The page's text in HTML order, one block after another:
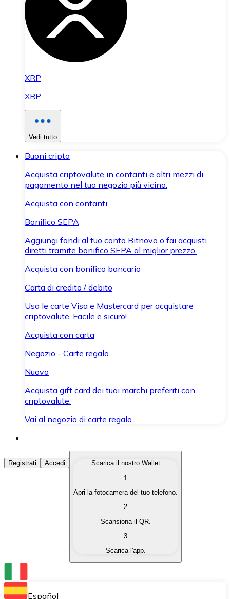
XRP
XRP
Vedi tutto
Buoni cripto
Acquista criptovalute in contanti e altri mezzi di
pagamento nel tuo negozio più vicino.
Acquista con contanti
Bonifico SEPA
Aggiungi fondi al tuo conto Bitnovo o fai acquisti
diretti tramite bonifico SEPA al miglior prezzo.
Acquista con bonifico bancario
Carta di credito / debito
Usa le carte Visa e Mastercard per acquistare
criptovalute. Facile e sicuro!
Acquista con carta
Negozio - Carte regalo
Nuovo
Acquista gift card dei tuoi marchi preferiti con
criptovalute.
Vai al negozio di carte regalo
Acquista Criptovalute
Acquista le criptovalute che ti interessano in modo
Converti le tue criptovalute in valuta fiat quando ne
Scambia una criptovaluta con un'altra
Conserva le tue cripto in un Wallet self-custodial.
Registrati Accedi
Scarica il nostro Wallet
1
Apri la fotocamera del tuo telefono.
2
Scansiona il QR.
3
Scarica l'app.
Español